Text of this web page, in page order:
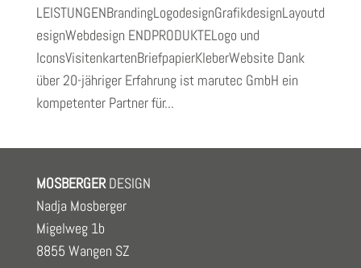
LEISTUNGENBrandingLogodesignGrafikdesignLayoutd
esignWebdesign ENDPRODUKTELogo und
IconsVisitenkartenBriefpapierKleberWebsite Dank
über 20-jähriger Erfahrung ist marutec GmbH ein
kompetenter Partner für...
MOSBERGERDESIGN
Nadja Mosberger
Migelweg 1b
8855 Wangen SZ